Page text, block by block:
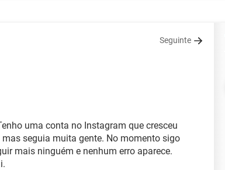
Seguinte
uma conta no Instagram que cresceu
seguia muita gente. No momento sigo
mais ninguém e nenhum erro aparece.